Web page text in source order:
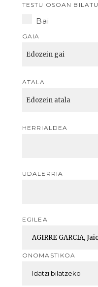
TESTU OSOAN BILATU
Bai
GAIA
ATALA
HERRIALDEA
UDALERRIA
EGILEA
ONOMASTIKOA